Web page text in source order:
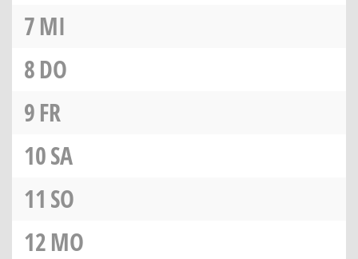
7MI
8DO
9FR
10SA
11 SO
12MO